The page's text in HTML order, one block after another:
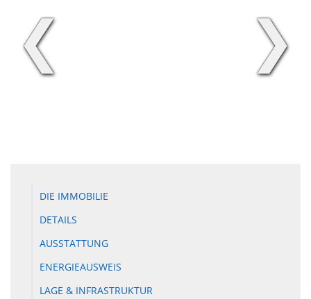
❮ ❯
DIE IMMOBILIE
DETAILS
AUSSTATTUNG
ENERGIEAUSWEIS
LAGE & INFRASTRUKTUR